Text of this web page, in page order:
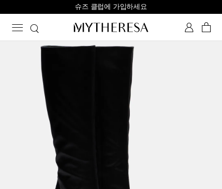
슈즈 클럽에 가입하세요